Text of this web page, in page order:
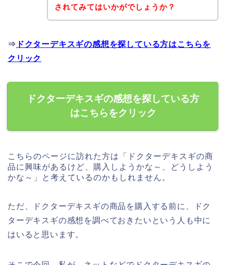
されてみてはいかがでしょうか？
⇒ ドクターデキスギの感想を探している方はこちらを
クリック
ドクターデキスギの感想を探している方
はこちらをクリック
こちらのページに訪れた方は「ドクターデキスギの商
品に興味があるけど、購入しようかな～、どうしよう
かな～」と考えているのかもしれません。
ただ、ドクターデキスギの商品を購入する前に、ドク
ターデキスギの感想を調べておきたいという人も中に
はいると思います。